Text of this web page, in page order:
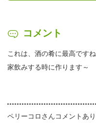
コメント
これは、酒の肴に最高です
家飲みする時に作ります～
ペリーコロさんコメントあ